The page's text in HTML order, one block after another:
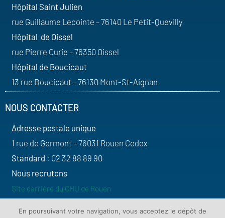
Hôpital Saint Julien
rue Guillaume Lecointe – 76140 Le Petit-Quevilly
Hôpital de Oissel
rue Pierre Curie – 76350 Oissel
Hôpital de Boucicaut
13 rue Boucicaut – 76130 Mont-St-Aignan
NOUS CONTACTER
Adresse postale unique
1 rue de Germont – 76031 Rouen Cedex
Standard : 02 32 88 89 90
Nous recrutons
Site carrière du CHU de Rouen
SUIVEZ-NOUS
En poursuivant votre navigation, vous acceptez le dépôt de